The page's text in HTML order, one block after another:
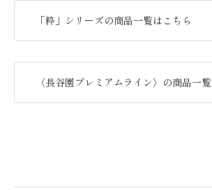
「粋」シリーズの商品一覧はこちら
〈長谷園プレミアムライン〉の商品一